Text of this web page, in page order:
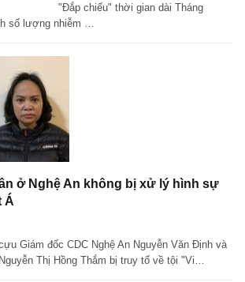
thời gian dài Tháng
số lượng nhiễm …
ở Nghệ An không bị xử lý hình sự
Á
Giám đốc CDC Nghệ An Nguyễn Văn Định và
Thị Hồng Thắm bị truy tố về tội "Vi…